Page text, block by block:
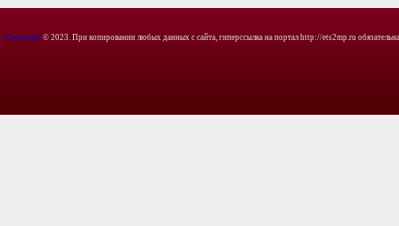
Copyright © 2023. При копировании любых данных с сайта, гиперссылка на портал http://ets2mp.ru